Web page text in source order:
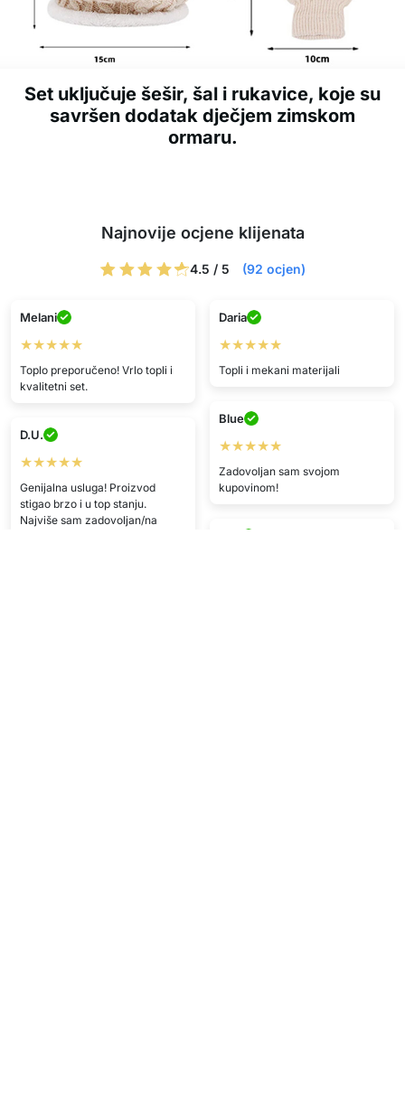
Set uključuje šešir, šal i rukavice, koje su
savršen dodatak dječjem zimskom
ormaru.
Najnovije ocjene klijenata
4.5 / 5 (92 ocjen)
Melani
★★★★★
Toplo preporučeno! Vrlo topli i
kvalitetni set.
Daria
★★★★★
Topli i mekani materijali
Blue
★★★★★
Zadovoljan sam svojom
kupovinom!
D.U.
★★★★★
Genijalna usluga! Proizvod
stigao brzo i u top stanju.
Najviše sam zadovoljan/na